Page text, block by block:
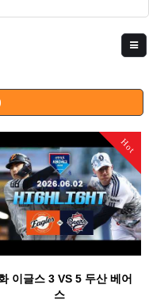
Hot
이글스 3 VS 5 두산 베어
스